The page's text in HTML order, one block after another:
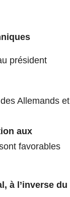
président
Allemands et
aux
favorables
à l’inverse du